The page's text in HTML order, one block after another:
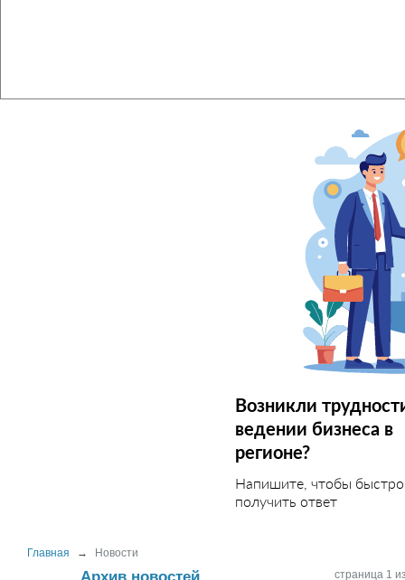
Возникли
ведении бизнеса в
регионе?
Напишите, чтобы быстро
получить ответ
Главная → Новости
страница 1